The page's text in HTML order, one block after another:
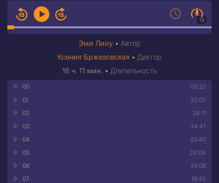
1X
Эми Лиоу • Автор
Ксения Бржезовская •Диктор
16 ч. 11 мин. •Длительность
03:22
00
32:07
01
26:11
02
34:41
03
32:40
04
24:04
05
29:06
06
18:45
07